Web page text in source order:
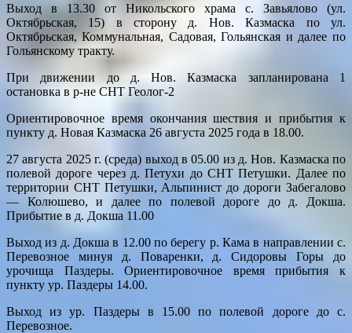
Выход в 13.30 от Никольского храма с. Завьялово (ул.
Октябрьская, 15) в сторону д. Нов. Казмаска по ул.
Октябрьская, Коммунальная, Садовая, Гольянская и далее по
Гольянскому тракту.
При движении до д. Нов. Казмаска запланирована 1
остановка в р-не СНТ Геолог-2
Ориентировочное время окончания шествия и прибытия к
пункту д. Новая Казмаска 26 августа 2025 года в 18.00.
27 августа 2025 г. (среда) выход в 05.00 из д. Нов. Казмаска по
полевой дороге через д. Петухи до СНТ Петушки. Далее по
территории СНТ Петушки, Альпинист до дороги Забегалово
— Колюшево, и далее по полевой дороге до д. Докша.
Прибытие в д. Докша 11.00
Выход из д. Докша в 12.00 по берегу р. Кама в направлении с.
Перевозное минуя д. Поваренки, д. Сидоровы Горы до
урочища Паздеры. Ориентировочное время прибытия к
пункту ур. Паздеры 14.00.
Выход из ур. Паздеры в 15.00 по полевой дороге до с.
Перевозное.